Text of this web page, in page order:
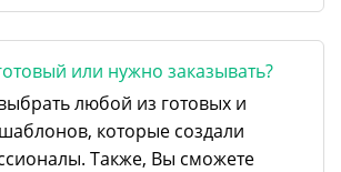
или нужно заказывать?
любой из готовых и
которые создали
Также, Вы сможете